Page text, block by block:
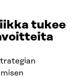
tukee